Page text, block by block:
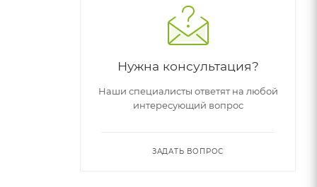
Нужна консультация?
Наши специалисты ответят на любой
интересующий вопрос
ЗАДАТЬ ВОПРОС